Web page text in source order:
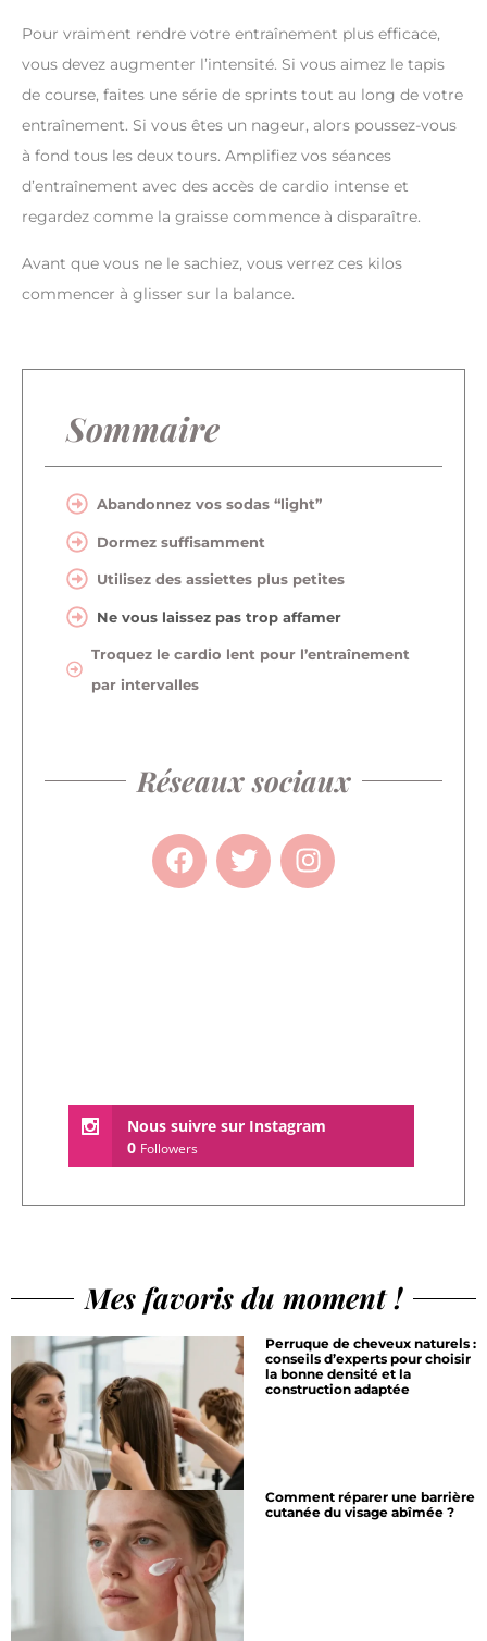
Pour vraiment rendre votre entraînement plus efficace,
vous devez augmenter l’intensité. Si vous aimez le tapis
de course, faites une série de sprints tout au long de votre
entraînement. Si vous êtes un nageur, alors poussez-vous
à fond tous les deux tours. Amplifiez vos séances
d’entraînement avec des accès de cardio intense et
regardez comme la graisse commence à disparaître.
Avant que vous ne le sachiez, vous verrez ces kilos
commencer à glisser sur la balance.
Sommaire
Abandonnez vos sodas “light”
Dormez suffisamment
Utilisez des assiettes plus petites
Ne vous laissez pas trop affamer
Troquez le cardio lent pour l’entraînement
par intervalles
Réseaux sociaux
Nous suivre sur Instagram
0 Followers
Mes favoris du moment !
Perruque de cheveux naturels :
conseils d’experts pour choisir
la bonne densité et la
construction adaptée
Comment réparer une barrière
cutanée du visage abîmée ?